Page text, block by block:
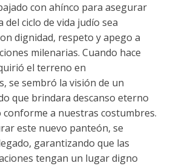
con ahínco para asegurar
del ciclo de vida judío sea
dignidad, respeto y apego a
milenarias. Cuando hace
el terreno en
se sembró la visión de un
que brindara descanso eterno
a nuestras costumbres.
este nuevo panteón, se
garantizando que las
tengan un lugar digno